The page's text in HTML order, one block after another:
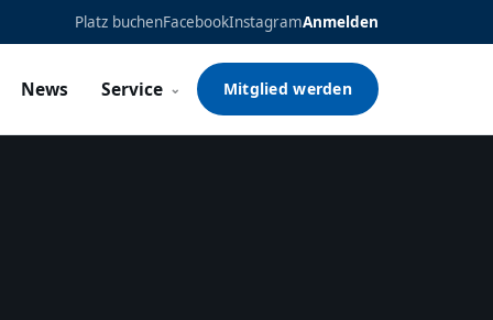
Platz buchenFacebookInstagramAnmelden
News Service Mitglied werden